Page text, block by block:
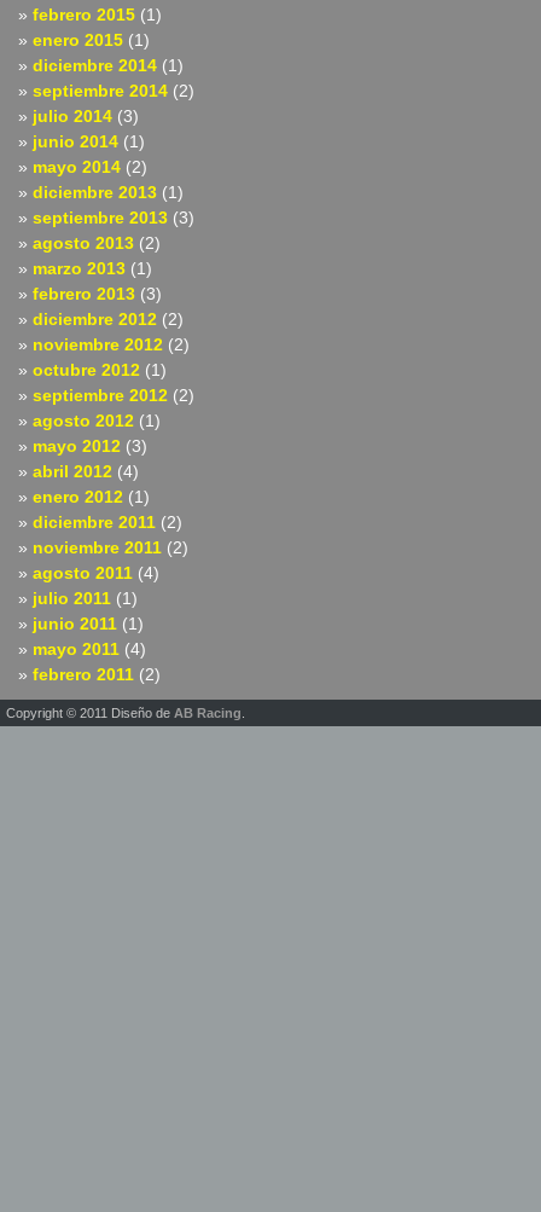
febrero 2015 (1)
enero 2015 (1)
diciembre 2014 (1)
septiembre 2014 (2)
julio 2014 (3)
junio 2014 (1)
mayo 2014 (2)
diciembre 2013 (1)
septiembre 2013 (3)
agosto 2013 (2)
marzo 2013 (1)
febrero 2013 (3)
diciembre 2012 (2)
noviembre 2012 (2)
octubre 2012 (1)
septiembre 2012 (2)
agosto 2012 (1)
mayo 2012 (3)
abril 2012 (4)
enero 2012 (1)
diciembre 2011 (2)
noviembre 2011 (2)
agosto 2011 (4)
julio 2011 (1)
junio 2011 (1)
mayo 2011 (4)
febrero 2011 (2)
Copyright © 2011 Diseño de AB Racing